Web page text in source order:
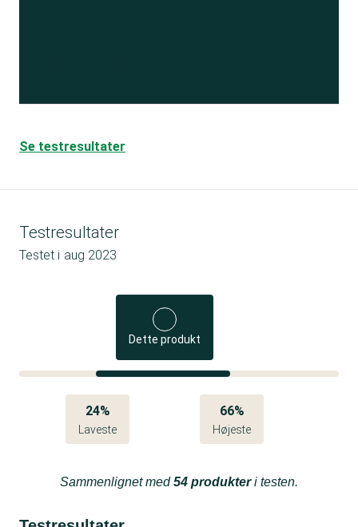
Se testresultater
Testresultater
Testet i aug 2023
Dette produkt
24%
Laveste
66%
Højeste
Sammenlignet med54 produkteri testen.